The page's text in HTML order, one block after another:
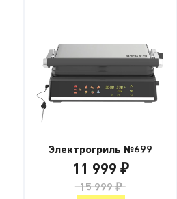
Электрогриль №699
11 999 ₽
15 999 ₽